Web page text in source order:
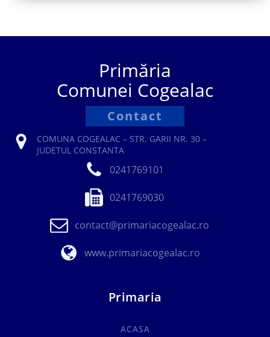
Primăria
Comunei Cogealac
Contact
COMUNA COGEALAC – STR. GARII NR. 30 –
JUDETUL CONSTANTA
0241769101
0241769030
contact@primariacogealac.ro
www.primariacogealac.ro
Primaria
ACASA